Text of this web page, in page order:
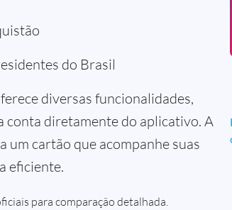
do Brasil
diversas funcionalidades,
conta diretamente do aplicativo. A
um cartão que acompanhe suas
eficiente.
para comparação detalhada.